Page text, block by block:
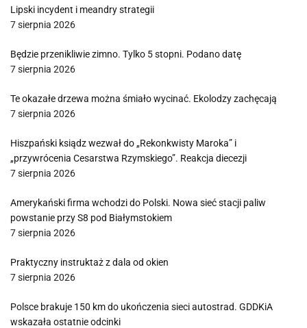
Lipski incydent i meandry strategii
7 sierpnia 2026
Będzie przenikliwie zimno. Tylko 5 stopni. Podano datę
7 sierpnia 2026
Te okazałe drzewa można śmiało wycinać. Ekolodzy zachęcają
7 sierpnia 2026
Hiszpański ksiądz wezwał do „Rekonkwisty Maroka” i
„przywrócenia Cesarstwa Rzymskiego”. Reakcja diecezji
7 sierpnia 2026
Amerykański firma wchodzi do Polski. Nowa sieć stacji paliw
powstanie przy S8 pod Białymstokiem
7 sierpnia 2026
Praktyczny instruktaż z dala od okien
7 sierpnia 2026
Polsce brakuje 150 km do ukończenia sieci autostrad. GDDKiA
wskazała ostatnie odcinki